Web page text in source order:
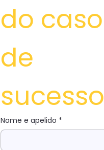
do caso
de
sucesso
Nome e apelido *